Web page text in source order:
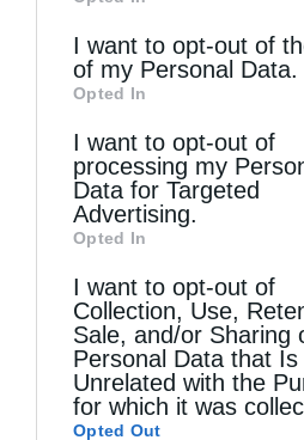
information may also be
third parties on theIAB’s
Downstream Participants
disclose it to other third
I want to opt-out of
of my Personal Data.
Opted In
I want to opt-out of
processing my
Data for Targeted
Advertising.
Opted In
I want to opt-out of
Collection, Use,
Sale, and/or Sharing
Personal Data that Is
Unrelated with the
for which it was
Opted Out
Τελευταία άρθρα
Κακό και εκδίκηση
Χειροτονία Διακόνου από
Αυστραλίας στην Ιερά
Δημητριάδος Ιγνάτιος: «Ο
μέλλον μας» – Με